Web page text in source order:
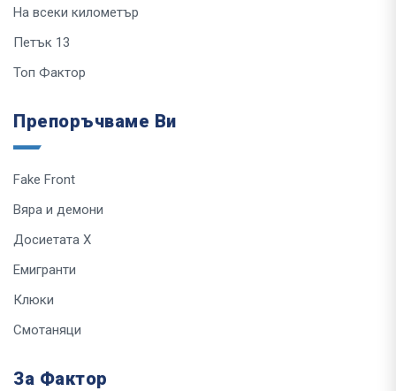
На всеки километър
Петък 13
Топ Фактор
Препоръчваме Ви
Fake Front
Вяра и демони
Досиетата Х
Емигранти
Клюки
Смотаняци
За Фактор